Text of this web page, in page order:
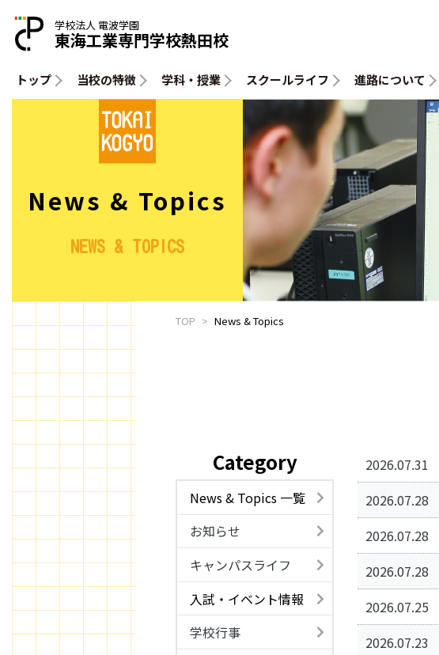
学校法人 電波学園
東海工業専門学校熱田校
トップ 当校の特徴 学科・授業 スクールライフ 進路について
News & Topics
NEWS & TOPICS
TOP News & Topics
2026.07.31
2026.07.28
2026.07.28
2026.07.28
2026.07.25
2026.07.23
Category
News & Topics 一覧
お知らせ
キャンパスライフ
入試・イベント情報
学校行事